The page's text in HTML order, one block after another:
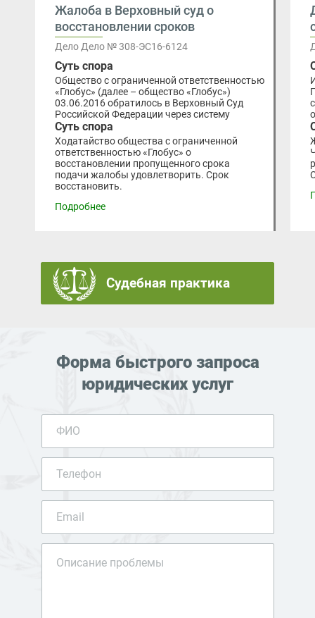
Жалоба в Верховный суд о
восстановлении сроков
Дело Дело № 308-ЭС16-6124
Суть спора
Общество с ограниченной ответственностью
«Глобус» (далее – общество «Глобус»)
03.06.2016 обратилось в Верховный Суд
Российской Федерации через систему
Суть спора
Ходатайство общества с ограниченной
ответственностью «Глобус» о
восстановлении пропущенного срока
подачи жалобы удовлетворить. Срок
восстановить.
Подробнее
Судебная практика
Форма быстрого запроса
юридических услуг